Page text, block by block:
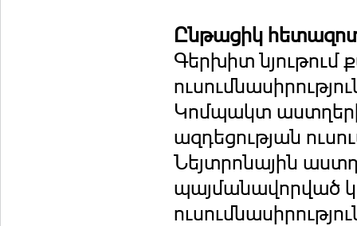
Ընթացիկ
Գերխիտ նյութում
Կոմպակտ
ազդեցության
Նեյտրոնային
պայմանավորված